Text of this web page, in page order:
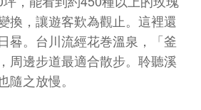
換，讓遊客歎為觀止。這裡還
晷。台川流經花巻溫泉，「釜
周邊步道最適合散步。聆聽溪
之放慢。